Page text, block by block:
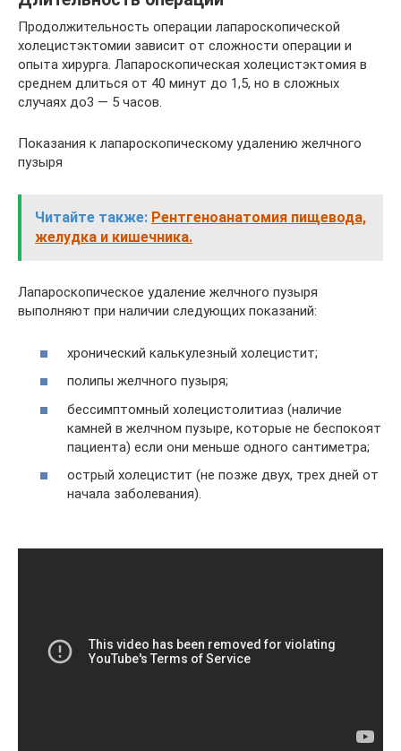
Продолжительность операции лапароскопической
холецистэктомии зависит от сложности операции и
опыта хирурга. Лапароскопическая холецистэктомия в
среднем длиться от 40 минут до 1,5, но в сложных
случаях до3 — 5 часов.
Показания к лапароскопическому удалению желчного
пузыря
Читайте также: Рентгеноанатомия пищевода,
желудка и кишечника.
Лапароскопическое удаление желчного пузыря
выполняют при наличии следующих показаний:
хронический калькулезный холецистит;
полипы желчного пузыря;
бессимптомный холецистолитиаз (наличие
камней в желчном пузыре, которые не беспокоят
пациента) если они меньше одного сантиметра;
острый холецистит (не позже двух, трех дней от
начала заболевания).